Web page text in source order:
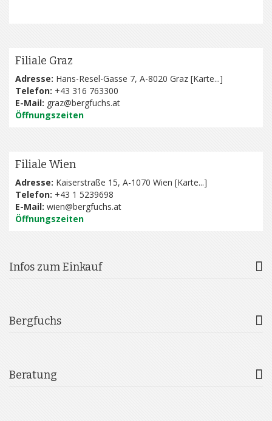
Filiale Graz
Adresse: Hans-Resel-Gasse 7, A-8020 Graz [Karte...]
Telefon: +43 316 763300
E-Mail: graz@bergfuchs.at
Öffnungszeiten
Filiale Wien
Adresse: Kaiserstraße 15, A-1070 Wien [Karte...]
Telefon: +43 1 5239698
E-Mail: wien@bergfuchs.at
Öffnungszeiten
Infos zum Einkauf
Bergfuchs
Beratung